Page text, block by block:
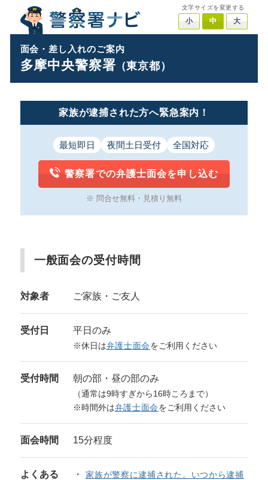
文字サイズを変更する
小 中 大
面会・差し入れのご案内
多摩中央警察署（東京都）
家族が逮捕された方へ緊急案内！
最短即日 夜間土日受付 全国対応
警察署での弁護士面会を申し込む
※ 問合せ無料・見積り無料
一般面会の受付時間
対象者 ご家族・ご友人
受付日 平日のみ
※休日は弁護士面会をご利用ください
受付時間 朝の部・昼の部のみ
（通常は9時すぎから16時ころまで）
※時間外は弁護士面会をご利用ください
面会時間 15分程度
よくある
家族が警察に逮捕された。いつから逮捕